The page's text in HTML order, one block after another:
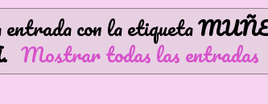
con la etiqueta
. Mostrar todas las entradas